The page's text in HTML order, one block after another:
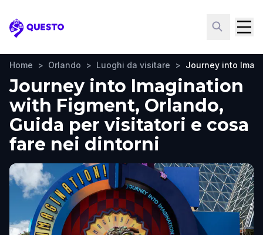
Questo
Home > Orlando > Luoghi da visitare > Journey into
Journey into Imagination
with Figment, Orlando,
Guida per visitatori e cosa
fare nei dintorni